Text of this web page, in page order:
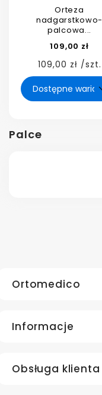
Palce
Orteza
nadgarstkowo-
palcowa...
109,00 zł
109,00 zł /szt.
Ortomedico
Informacje
Obsługa klienta